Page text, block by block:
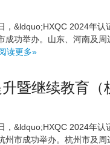
，&ldquo;HXQC 2024年认
成功举办。山东、河南及
读更多»
暨继续教育
，&ldquo;HXQC 2024年认
州市成功举办。杭州市及